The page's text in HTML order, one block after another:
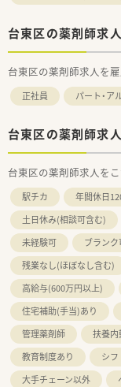
台東区の薬剤師求
台東区の薬剤師求人を
正社員 パート・ア
台東区の薬剤師求
台東区の薬剤師求人を
駅チカ 年間休日
土日休み(相談可含む)
未経験可
ブランク
残業なし(ほぼなし含む)
高給与(600万円以上)
住宅補助(手当)あり
管理薬剤師
扶養内
教育制度あり
シ
大手チェーン以外